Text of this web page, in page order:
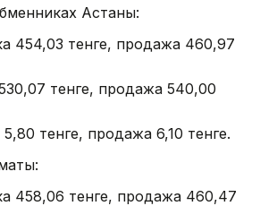
Астаны:
454,03 тенге, продажа 460,97
тенге, продажа 540,00
тенге, продажа 6,10 тенге.
458,06 тенге, продажа 460,47